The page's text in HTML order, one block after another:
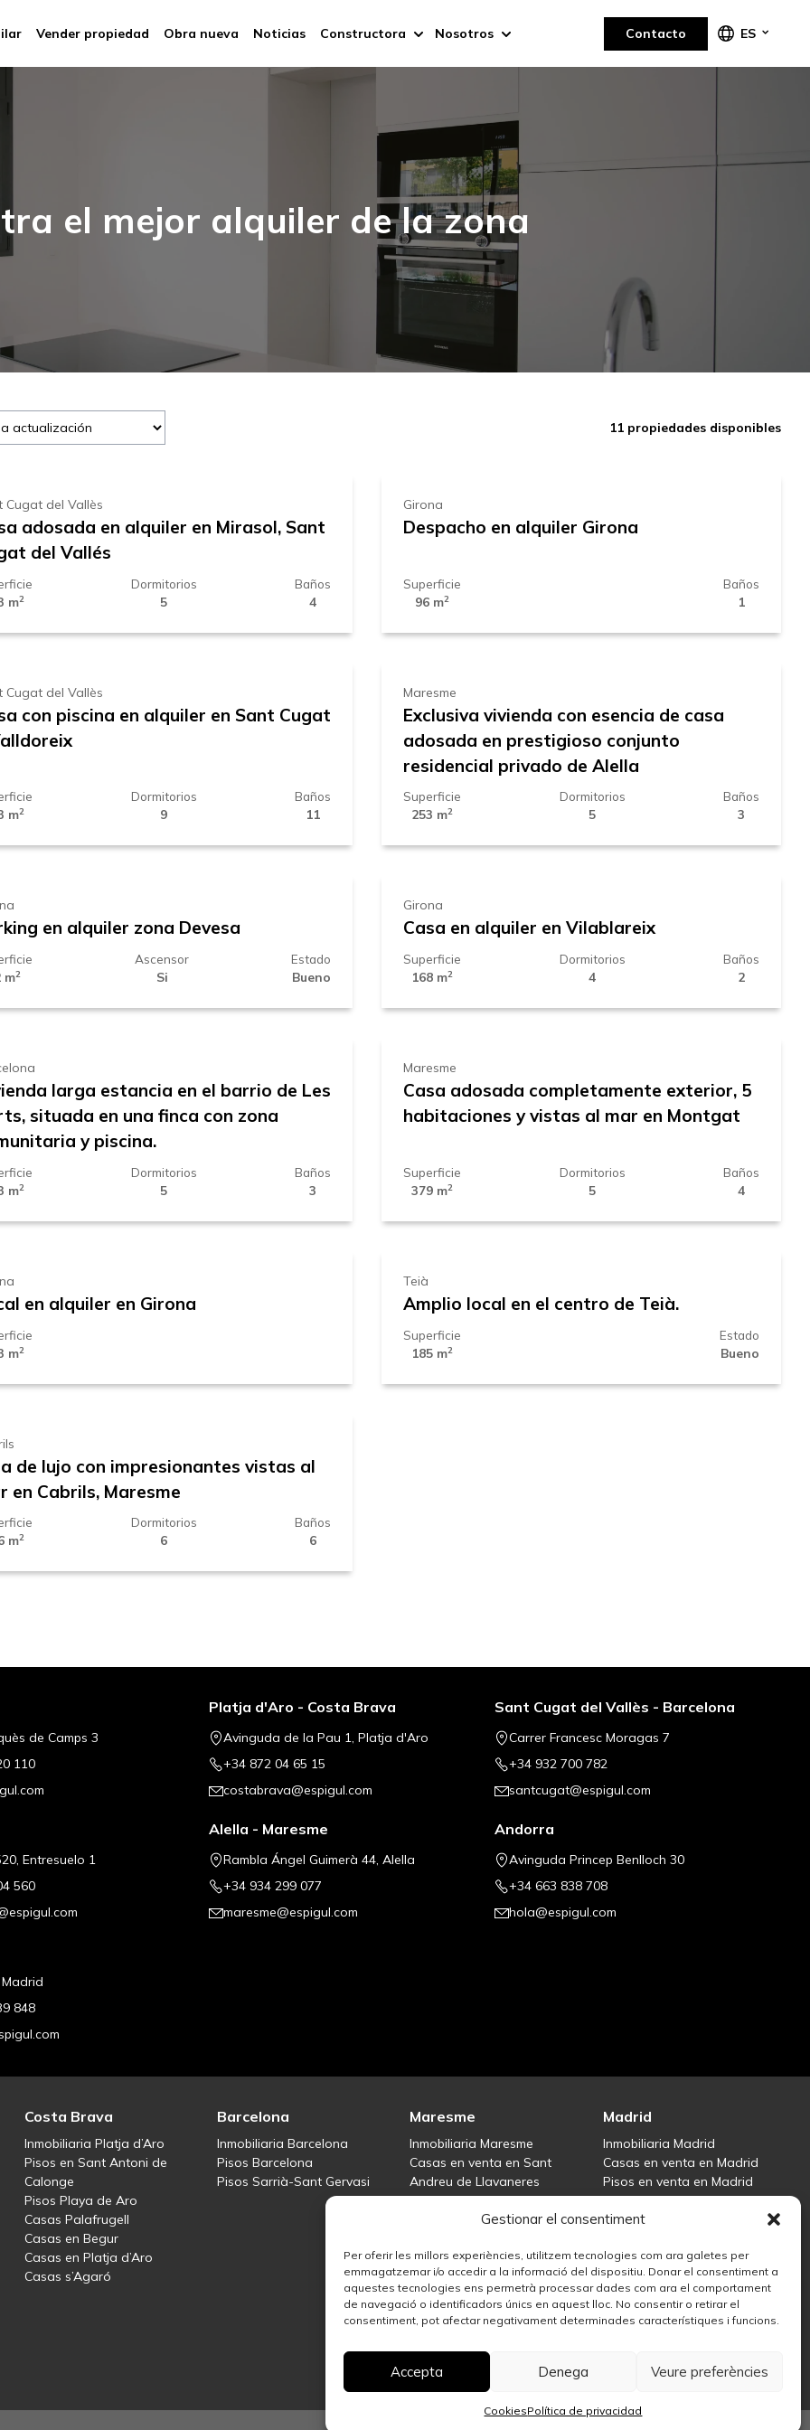
Gestionar el consentiment
Per oferir les millors experiències, utilitzem tecnologies com ara galetes per
emmagatzemar i/o accedir a la informació del dispositiu. Donar el consentiment a
aquestes tecnologies ens permetrà processar dades com ara el comportament
de navegació o identificadors únics en aquest lloc. No consentir o retirar el
consentiment, pot afectar negativament determinades característiques i funcions.
Accepta Denega Veure preferències
CookiesPolítica de privacidad
Vender propiedad Obra nueva Noticias Constructora Nosotros Contacto ES
el mejor alquiler de la zona
11 propiedades disponibles
€ /mes
Cugat del Vallès
adosada en alquiler en Mirasol, Sant
del Vallés
m2
Dormitorios
5
Baños
4
Girona
Despacho en alquiler Girona
Superficie
96 m2
Baños
1
€ /mes
Cugat del Vallès
con piscina en alquiler en Sant Cugat
m2
Dormitorios
9
Baños
11
3.700 € /mes
Maresme
Exclusiva vivienda con esencia de casa
adosada en prestigioso conjunto
residencial privado de Alella
Superficie
253 m2
Dormitorios
5
Baños
3
€ /mes
en alquiler zona Devesa
m2
Ascensor
Si
Estado
Bueno
1.975 € /mes
Girona
Casa en alquiler en Vilablareix
Superficie
168 m2
Dormitorios
4
Baños
2
€ /mes
larga estancia en el barrio de Les
situada en una finca con zona
y piscina.
m2
Dormitorios
5
Baños
3
4.200 € /mes
Maresme
Casa adosada completamente exterior, 5
habitaciones y vistas al mar en Montgat
Superficie
379 m2
Dormitorios
5
Baños
4
€ /mes
en alquiler en Girona
m2
1.600 € /mes
Teià
Amplio local en el centro de Teià.
Superficie
185 m2
Estado
Bueno
de venta
€ /mes
de lujo con impresionantes vistas al
en Cabrils, Maresme
m2
Dormitorios
6
Baños
6
de Camps 3
110
Platja d'Aro - Costa Brava
Avinguda de la Pau 1, Platja d'Aro
+34 872 04 65 15
costabrava@espigul.com
Sant Cugat del Vallès - Barcelona
Carrer Francesc Moragas 7
+34 932 700 782
santcugat@espigul.com
Entresuelo 1
560
Alella - Maresme
Rambla Ángel Guimerà 44, Alella
+34 934 299 077
maresme@espigul.com
Andorra
Avinguda Princep Benlloch 30
+34 663 838 708
hola@espigul.com
848
Costa Brava
Inmobiliaria Platja d’Aro
Pisos en Sant Antoni de
Calonge
Pisos Playa de Aro
Casas Palafrugell
Casas en Begur
Casas en Platja d’Aro
Casas s’Agaró
Barcelona
Inmobiliaria Barcelona
Pisos Barcelona
Pisos Sarrià-Sant Gervasi
Maresme
Inmobiliaria Maresme
Casas en venta en Sant
Andreu de Llavaneres
Casas en venta en Tiana
Casas en venta en Teià
Madrid
Inmobiliaria Madrid
Casas en venta en Madrid
Pisos en venta en Madrid
Centro
Vende tu propiedad